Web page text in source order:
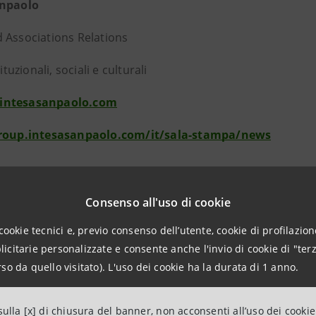
Consenso all'uso di cookie
tecnici e, previo consenso dell’utente, cookie di
personalizzate e consente anche l'invio di cookie di
da quello visitato). L'uso dei cookie ha la durata di 1 anno.
[x] di chiusura del banner, non acconsenti all’uso dei
Associations Relations
sociali e culturali
it/sala-stampa/news
è una delle più solide e profittevoli banche
banking, di gestione del risparmio, asset management
di clienti serviti attraverso i suoi canali digitali e
di clienti in Est Europa, Medio Oriente e Nord Africa.